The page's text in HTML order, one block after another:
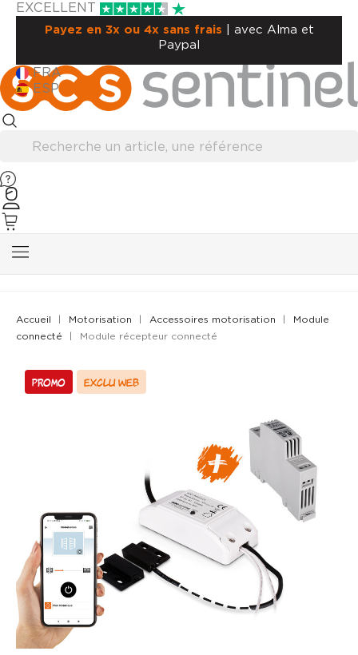
EXCELLENT
Payez en 3x ou 4x sans frais | avec Alma et
Paypal
FRA
ESP
Accueil Motorisation Accessoires motorisation
Module
connecté
Module récepteur connecté
PROMO EXCLU WEB